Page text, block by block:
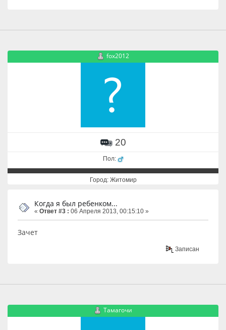
fox2012
20
Пол:
Город: Житомир
Когда я был ребенком...
« Ответ #3 : 06 Апреля 2013, 00:15:10 »
Зачет
Записан
Тамагочи